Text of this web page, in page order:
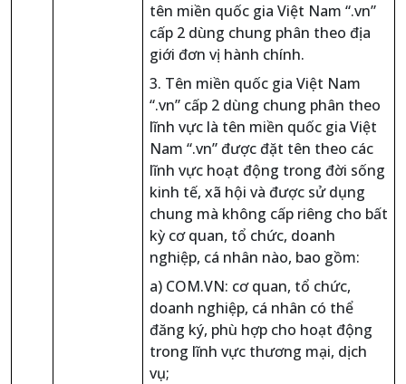
tên miền quốc gia Việt Nam “.vn”
cấp 2 dùng chung phân theo địa
giới đơn vị hành chính.
3. Tên miền quốc gia Việt Nam
“.vn” cấp 2 dùng chung phân theo
lĩnh vực là tên miền quốc gia Việt
Nam “.vn” được đặt tên theo các
lĩnh vực hoạt động trong đời sống
kinh tế, xã hội và được sử dụng
chung mà không cấp riêng cho bất
kỳ cơ quan, tổ chức, doanh
nghiệp, cá nhân nào, bao gồm:
a) COM.VN: cơ quan, tổ chức,
doanh nghiệp, cá nhân có thể
đăng ký, phù hợp cho hoạt động
trong lĩnh vực thương mại, dịch
vụ;